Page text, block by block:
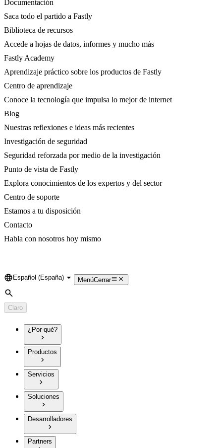
Documentación
Saca todo el partido a Fastly
Biblioteca de recursos
Accede a hojas de datos, informes y mucho más
Fastly Academy
Aprendizaje práctico sobre los productos de Fastly
Centro de aprendizaje
Conoce la tecnología que impulsa lo mejor de internet
Blog
Nuestras reflexiones e ideas más recientes
Investigación de seguridad
Seguridad reforzada por medio de la investigación
Punto de vista de Fastly
Explora conocimientos de los expertos y del sector
Centro de soporte
Estamos a tu disposición
Contacto
Habla con nosotros hoy mismo
Language
Español (España) MenúCerrar
Búsqueda
Claro
¿Por qué?
Productos
Servicios
Soluciones
Desarrolladores
Partners